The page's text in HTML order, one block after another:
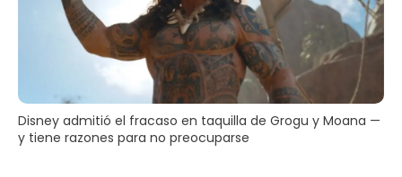
Disney admitió el fracaso en taquilla de Grogu y Moana —
y tiene razones para no preocuparse